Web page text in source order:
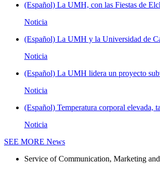
(Español) La UMH, con las Fiestas de
Noticia
(Español) La UMH y la Universidad de
Noticia
(Español) La UMH lidera un proyecto
Noticia
(Español) Temperatura corporal elevada,
Noticia
SEE MORE News
Service of Communication, Marketing